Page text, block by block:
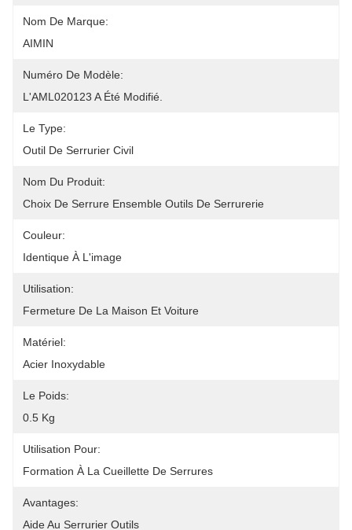
Nom De Marque:
AIMIN
Numéro De Modèle:
L'AML020123 A Été Modifié.
Le Type:
Outil De Serrurier Civil
Nom Du Produit:
Choix De Serrure Ensemble Outils De Serrurerie
Couleur:
Identique À L'image
Utilisation:
Fermeture De La Maison Et Voiture
Matériel:
Acier Inoxydable
Le Poids:
0.5 Kg
Utilisation Pour:
Formation À La Cueillette De Serrures
Avantages:
Aide Au Serrurier Outils